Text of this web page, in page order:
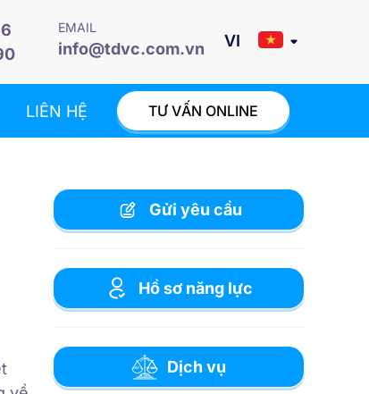
EMAIL
info@tdvc.com.vn
LIÊN HỆ TƯ VẤN ONLINE
Gửi yêu cầu
Hồ sơ năng lực
Dịch vụ